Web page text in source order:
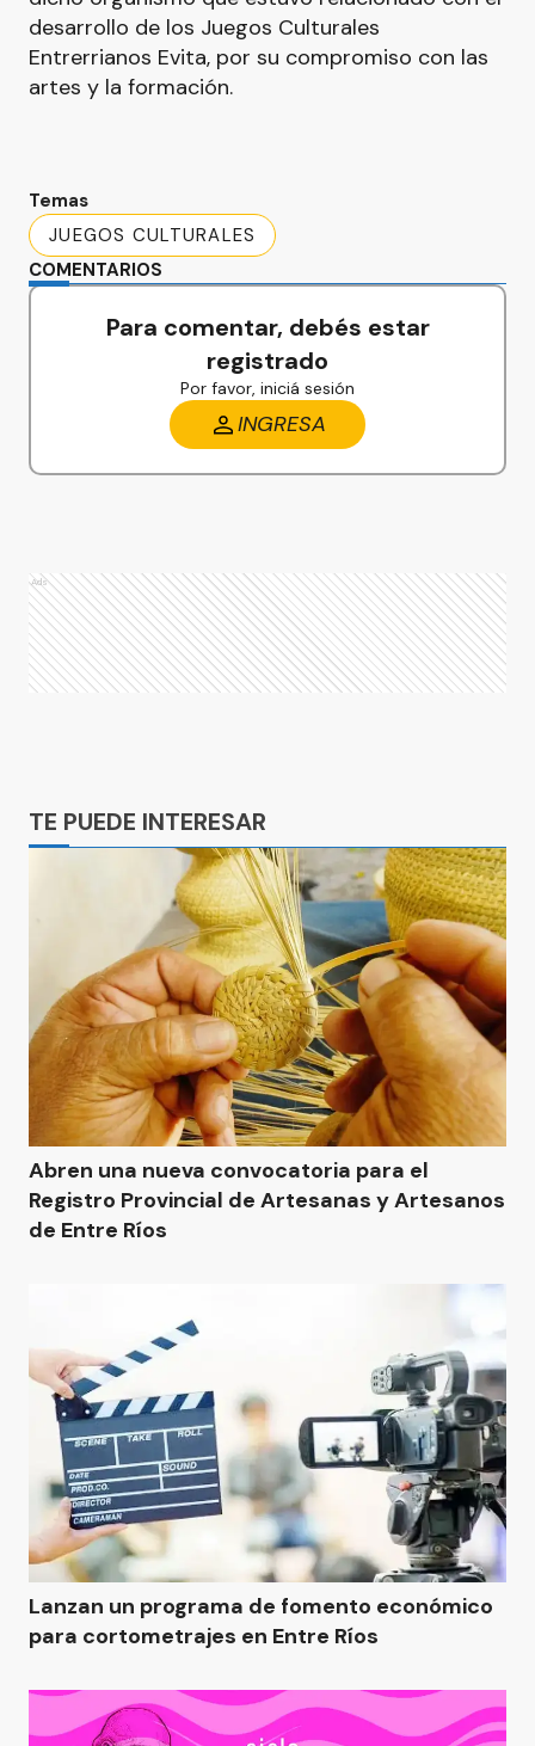
desarrollo de los Juegos Culturales
Entrerrianos Evita, por su compromiso con las
artes y la formación.
Temas
JUEGOS CULTURALES
COMENTARIOS
Para comentar, debés estar
registrado
Por favor, iniciá sesión
INGRESA
Ads
TE PUEDE INTERESAR
Abren una nueva convocatoria para el
Registro Provincial de Artesanas y Artesanos
de Entre Ríos
Lanzan un programa de fomento económico
para cortometrajes en Entre Ríos